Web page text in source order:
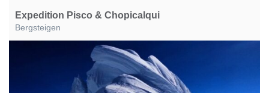
Expedition Pisco & Chopicalqui
Bergsteigen